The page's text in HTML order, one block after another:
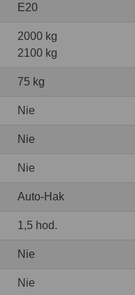
E20
2000 kg
2100 kg
75 kg
Nie
Nie
Nie
Auto-Hak
1,5 hod.
Nie
Nie